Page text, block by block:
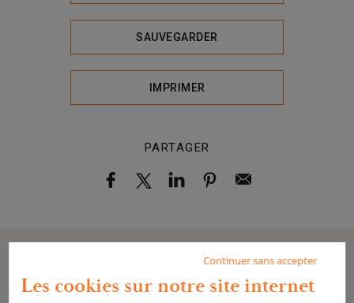
SAUVEGARDER
IMPRIMER
PARTAGER
EN SAVOIR
Continuer sans accepter
Les cookies sur notre site internet